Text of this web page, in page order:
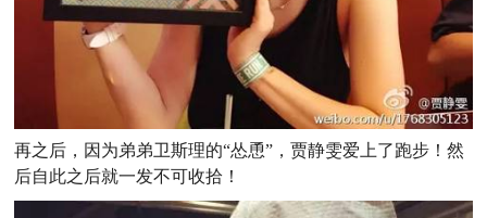
再之后，因为弟弟卫斯理的“怂恿”，贾静雯爱上了跑步！然
后自此之后就一发不可收拾！